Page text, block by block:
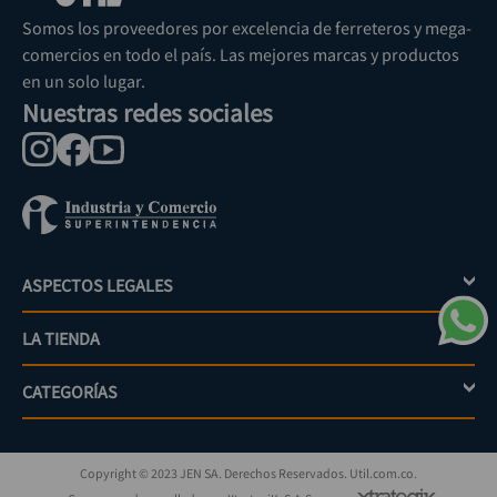
Suscríbete a nuestro Newsletter
Se el primero en enterarte de nuestras ofertas, lanzamientos y
consejos para tu trabajo
Acepto los Término y condiciones
Medios de pago